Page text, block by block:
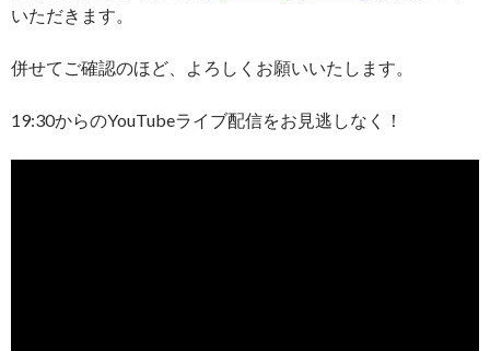
いただきます。
併せてご確認のほど、よろしくお願いいたします。
19:30からのYouTubeライブ配信をお見逃しなく！